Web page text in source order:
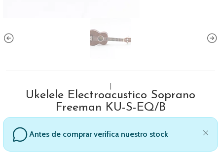
Ukelele Electroacustico Soprano
Freeman KU-S-EQ/B
Antes de comprar verifica nuestro stock